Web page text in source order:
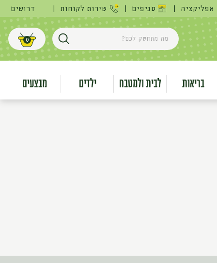
דרושים שירות לקוחות סניפים אפליקציה
מה מתחשק לכם?
חפש עגלת קניות
0
בריאות לבית ולמטבח ילדים מבצעים